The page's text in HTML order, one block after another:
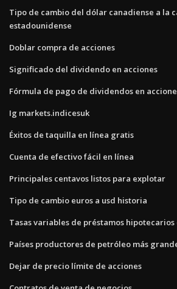
Tipo de cambio del dólar canadiense a la
estadounidense
Doblar compra de acciones
Significado del dividendo en acciones
Fórmula de pago de dividendos en
Ig markets.indicesuk
Éxitos de taquilla en línea gratis
Cuenta de efectivo fácil en línea
Principales centavos listos para explotar
Tipo de cambio euros a usd historia
Tasas variables de préstamos
Países productores de petróleo más
Dejar de precio límite de acciones